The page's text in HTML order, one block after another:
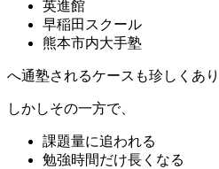
英進館
早稲田スクール
熊本市内大手塾
へ通塾されるケースも珍しくあり
しかしその一方で、
課題量に追われる
勉強時間だけ長くなる